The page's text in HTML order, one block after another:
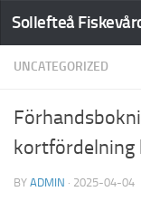
Sollefteå
UNCATEGORIZED
kortfördelning
BY ADMIN · 2025-04-04